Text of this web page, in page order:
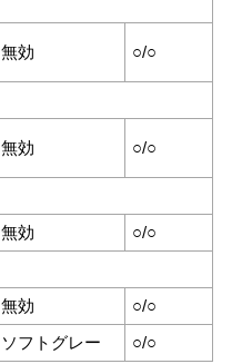
無効 ○/○
無効 ○/○
無効 ○/○
無効 ○/○
ソフトグレー ○/○